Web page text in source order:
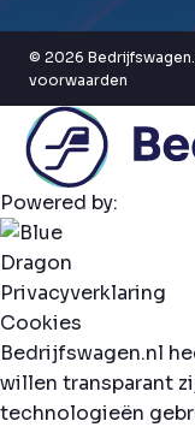
© 2026
voorwaarden
Powered by:
Privacyverklaring
Cookies
Bedrijfswagen.nl
willen transparant
technologieën